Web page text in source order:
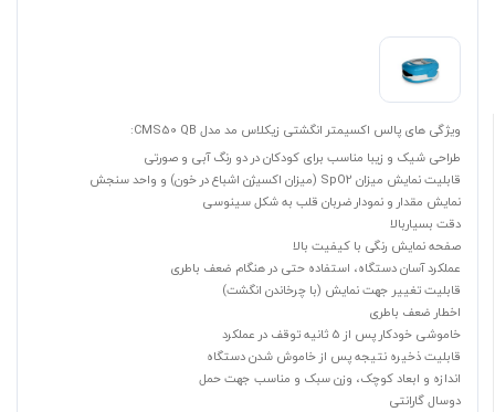
ویژگی های پالس اکسیمتر انگشتی زیکلاس مد مدل CMS50 QB:
طراحی شیک و زیبا مناسب برای کودکان در دو رنگ آبی و صورتی
قابلیت نمایش میزان SpO2 (میزان اکسیژن اشباع در خون) و واحد سنجش
نمایش مقدار و نمودار ضربان قلب به شکل سینوسی
دقت بسیاربالا
صفحه نمایش رنگی با کیفیت بالا
عملکرد آسان دستگاه، استفاده حتی در هنگام ضعف باطری
قابلیت تغییر جهت نمایش (با چرخاندن انگشت)
اخطار ضعف باطری
خاموشی خودکار پس از 5 ثانیه توقف در عملکرد
قابلیت ذخیره نتیجه پس از خاموش شدن دستگاه
اندازه و ابعاد کوچک، وزن سبک و مناسب جهت حمل
دوسال گارانتی